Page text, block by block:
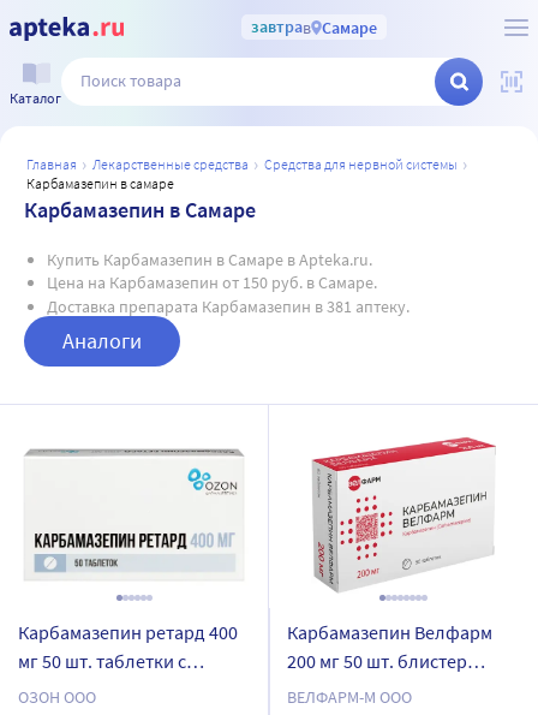
завтрав Самаре
Каталог
главная лекарственные средства
средства для нервной системы
карбамазепин в самаре
Карбамазепин в Самаре
Купить Карбамазепин в Самаре в Apteka.ru.
Цена на Карбамазепин от 150 руб. в Самаре.
Доставка препарата Карбамазепин в 381 аптеку.
Аналоги
Карбамазепин ретард 400
мг 50 шт. таблетки с
пролонгированным
ОЗОН ООО
Карбамазепин Велфарм
200 мг 50 шт. блистер
таблетки
ВЕЛФАРМ-М ООО